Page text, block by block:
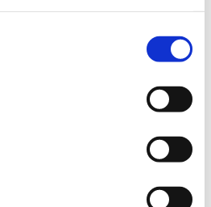
også kunne lide...